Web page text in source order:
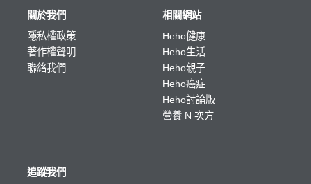
關於我們
隱私權政策
著作權聲明
聯絡我們
相關網站
Heho健康
Heho生活
Heho親子
Heho癌症
Heho討論版
營養 N 次方
追蹤我們